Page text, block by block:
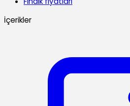
İçerikler